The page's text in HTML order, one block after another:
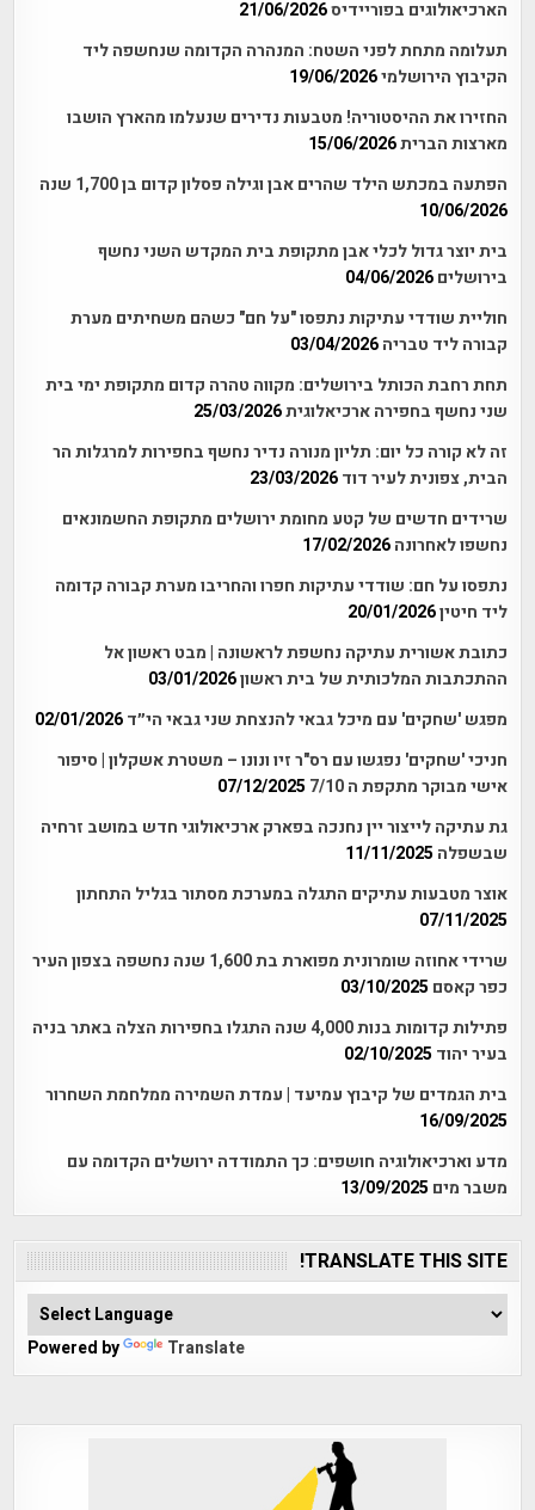
הארכיאולוגים בפוריידיס21/06/2026
תעלומה מתחת לפני השטח: המנהרה הקדומה שנחשפה ליד
הקיבוץ הירושלמי19/06/2026
החזירו את ההיסטוריה! מטבעות נדירים שנעלמו מהארץ הושבו
מארצות הברית15/06/2026
הפתעה במכתש הילד שהרים אבן וגילה פסלון קדום בן 1,700 שנה
10/06/2026
בית יוצר גדול לכלי אבן מתקופת בית המקדש השני נחשף
בירושלים 04/06/2026
חוליית שודדי עתיקות נתפסו "על חם" כשהם משחיתים מערת
קבורה ליד טבריה 03/04/2026
תחת רחבת הכותל בירושלים: מקווה טהרה קדום מתקופת ימי בית
שני נחשף בחפירה ארכיאלוגית25/03/2026
זה לא קורה כל יום: תליון מנורה נדיר נחשף בחפירות למרגלות הר
הבית, צפונית לעיר דוד 23/03/2026
שרידים חדשים של קטע מחומת ירושלים מתקופת החשמונאים
נחשפו לאחרונה 17/02/2026
נתפסו על חם: שודדי עתיקות חפרו והחריבו מערת קבורה קדומה
ליד חיטין20/01/2026
כתובת אשורית עתיקה נחשפת לראשונה | מבט ראשון אל
ההתכתבות המלכותית של בית ראשון03/01/2026
מפגש 'שחקים' עם מיכל גבאי להנצחת שני גבאי הי״ד 02/01/2026
חניכי 'שחקים' נפגשו עם רס"ר זיו ונונו – משטרת אשקלון | סיפור
אישי מבוקר מתקפת ה 7/10
07/12/2025
גת עתיקה לייצור יין נחנכה בפארק ארכיאולוגי חדש במושב זרחיה
שבשפלה 11/11/2025
אוצר מטבעות עתיקים התגלה במערכת מסתור בגליל התחתון
07/11/2025
שרידי אחוזה שומרונית מפוארת בת 1,600 שנה נחשפה בצפון העיר
כפר קאסם 03/10/2025
פתילות קדומות בנות 4,000 שנה התגלו בחפירות הצלה באתר בניה
בעיר יהוד 02/10/2025
בית הגמדים של קיבוץ עמיעד | עמדת השמירה ממלחמת השחרור
16/09/2025
מדע וארכיאולוגיה חושפים: כך התמודדה ירושלים הקדומה עם
משבר מים 13/09/2025
TRANSLATE THIS SITE!
Powered by Translate